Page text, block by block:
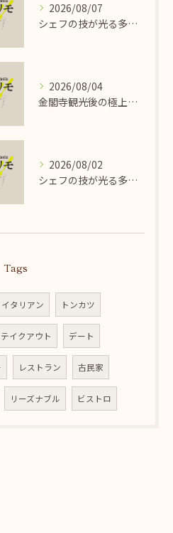
2026/08/07
シェフの技が光る多彩なイタリアンパスタの魅力
2026/08/04
金閣寺観光後の極上オーダーパスタ
2026/08/02
シェフの技が光る多彩なイタリアンパスタ料理
Tags
イタリアン トンカツ
テイクアウト デート
レストラン 古民家
リーズナブル ビストロ